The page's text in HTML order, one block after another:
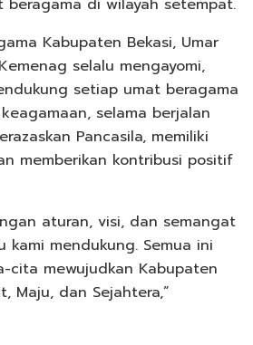
Kabupaten Bekasi, Umar
selalu mengayomi,
setiap umat beragama
selama berjalan
Pancasila, memiliki
memberikan kontribusi positif
aturan, visi, dan semangat
kami mendukung. Semua ini
cita mewujudkan Kabupaten
Maju, dan Sejahtera,”